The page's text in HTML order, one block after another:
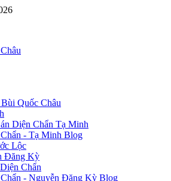
Quốc Châu
Diện Chẩn Tạ Minh
- Tạ Minh Blog
Lộc
Đăng Kỳ
Chẩn
- Nguyễn Đăng Kỳ Blog